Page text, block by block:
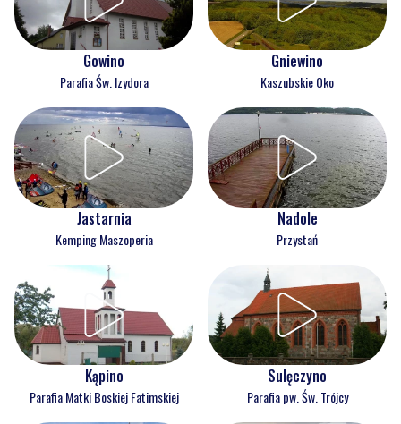
Gowino
Parafia Św. Izydora
Gniewino
Kaszubskie Oko
Jastarnia
Kemping Maszoperia
Nadole
Przystań
Kąpino
Parafia Matki Boskiej Fatimskiej
Sulęczyno
Parafia pw. Św. Trójcy